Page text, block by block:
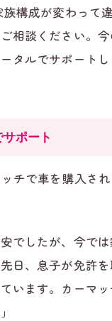
構成が変わって
相談ください。
タルでサポート
ポート
チで車を購入さ
でしたが、今で
日、息子が免許
います。カーマ